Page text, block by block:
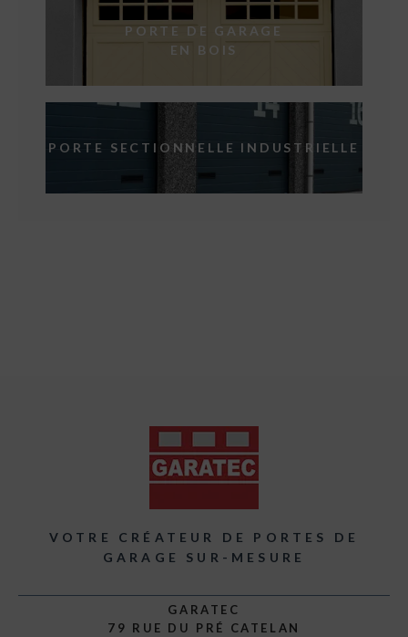
PORTE DE GARAGE
EN BOIS
PORTE SECTIONNELLE INDUSTRIELLE
VOTRE CRÉATEUR DE PORTES DE
GARAGE SUR-MESURE
GARATEC
79 RUE DU PRÉ CATELAN